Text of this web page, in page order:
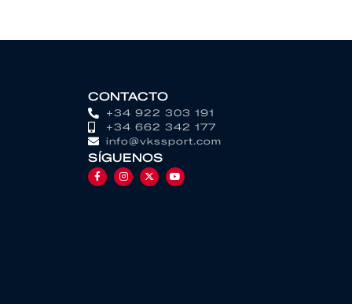
CONTACTO
+34 922 303 191
+34 662 342 177
info@vkssport.com
SÍGUENOS